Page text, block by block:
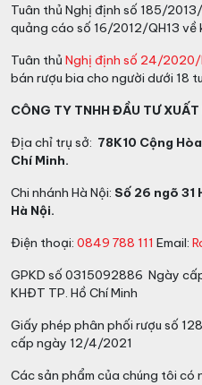
Tuân thủ Nghị định số 185/
quảng cáo số 16/2012/QH13 về
Tuân thủ Nghị định số 24/
bán rượu bia cho người dưới 18
CÔNG TY TNHH ĐẦU TƯ XUẤT
Địa chỉ trụ sở: 78K10 Cộng
Chí Minh.
Chi nhánh Hà Nội: Số 26 ngõ 31
Hà Nội.
Điện thoại: 0849 788 111 Email:
GPKD số 0315092886 Ngày
KHĐT TP. Hồ Chí Minh
Giấy phép phân phối rượu số
cấp ngày 12/4/2021
Các sản phẩm của chúng tôi có